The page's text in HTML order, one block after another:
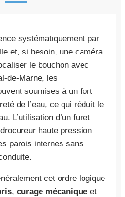
systématiquement par
et, si besoin, une caméra
le bouchon avec
de-Marne, les
soumises à un fort
de l’eau, ce qui réduit le
L’utilisation d’un furet
haute pression
parois internes sans
cet ordre logique
, curage mécanique et